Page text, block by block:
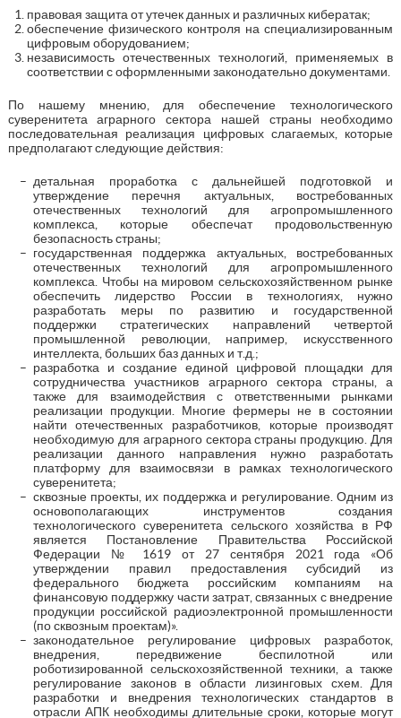
правовая защита от утечек данных и различных кибератак;
обеспечение физического контроля на специализированным
цифровым оборудованием;
независимость отечественных технологий, применяемых в
соответствии с оформленными законодательно документами.
По нашему мнению, для обеспечение технологического
суверенитета аграрного сектора нашей страны необходимо
последовательная реализация цифровых слагаемых, которые
предполагают следующие действия:
детальная проработка с дальнейшей подготовкой и
утверждение перечня актуальных, востребованных
отечественных технологий для агропромышленного
комплекса, которые обеспечат продовольственную
безопасность страны;
государственная поддержка актуальных, востребованных
отечественных технологий для агропромышленного
комплекса. Чтобы на мировом сельскохозяйственном рынке
обеспечить лидерство России в технологиях, нужно
разработать меры по развитию и государственной
поддержки стратегических направлений четвертой
промышленной революции, например, искусственного
интеллекта, больших баз данных и т.д.;
разработка и создание единой цифровой площадки для
сотрудничества участников аграрного сектора страны, а
также для взаимодействия с ответственными рынками
реализации продукции. Многие фермеры не в состоянии
найти отечественных разработчиков, которые производят
необходимую для аграрного сектора страны продукцию. Для
реализации данного направления нужно разработать
платформу для взаимосвязи в рамках технологического
суверенитета;
сквозные проекты, их поддержка и регулирование. Одним из
основополагающих инструментов создания
технологического суверенитета сельского хозяйства в РФ
является Постановление Правительства Российской
Федерации № 1619 от 27 сентября 2021 года «Об
утверждении правил предоставления субсидий из
федерального бюджета российским компаниям на
финансовую поддержку части затрат, связанных с внедрение
продукции российской радиоэлектронной промышленности
(по сквозным проектам)».
законодательное регулирование цифровых разработок,
внедрения, передвижение беспилотной или
роботизированной сельскохозяйственной техники, а также
регулирование законов в области лизинговых схем. Для
разработки и внедрения технологических стандартов в
отрасли АПК необходимы длительные сроки, которые могут